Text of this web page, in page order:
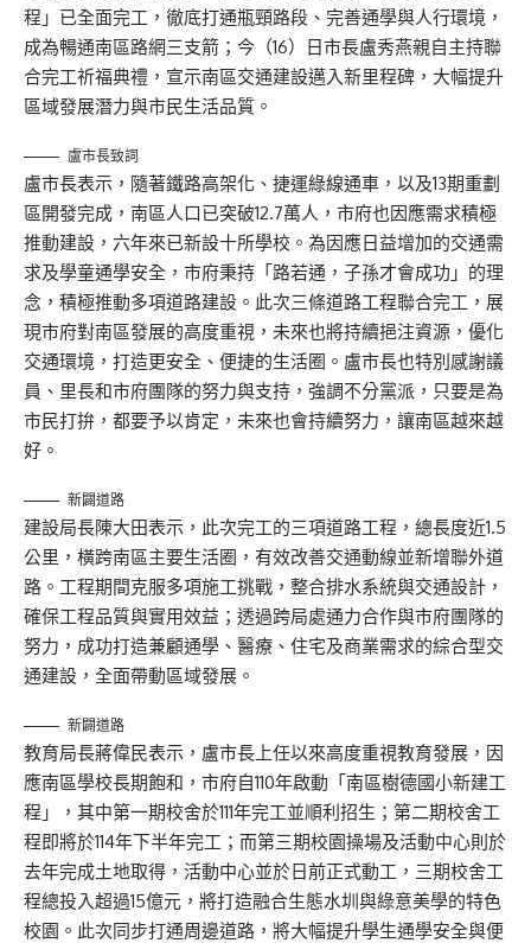
程」已全面完工，徹底打通瓶頸路段、完善通學與人行環境，
成為暢通南區路網三支箭；今（16）日市長盧秀燕親自主持聯
合完工祈福典禮，宣示南區交通建設邁入新里程碑，大幅提升
區域發展潛力與市民生活品質。
盧市長致詞
盧市長表示，隨著鐵路高架化、捷運綠線通車，以及13期重劃
區開發完成，南區人口已突破12.7萬人，市府也因應需求積極
推動建設，六年來已新設十所學校。為因應日益增加的交通需
求及學童通學安全，市府秉持「路若通，子孫才會成功」的理
念，積極推動多項道路建設。此次三條道路工程聯合完工，展
現市府對南區發展的高度重視，未來也將持續挹注資源，優化
交通環境，打造更安全、便捷的生活圈。盧市長也特別感謝議
員、里長和市府團隊的努力與支持，強調不分黨派，只要是為
市民打拚，都要予以肯定，未來也會持續努力，讓南區越來越
好。
新闢道路
建設局長陳大田表示，此次完工的三項道路工程，總長度近1.5
公里，橫跨南區主要生活圈，有效改善交通動線並新增聯外道
路。工程期間克服多項施工挑戰，整合排水系統與交通設計，
確保工程品質與實用效益；透過跨局處通力合作與市府團隊的
努力，成功打造兼顧通學、醫療、住宅及商業需求的綜合型交
通建設，全面帶動區域發展。
新闢道路
教育局長蔣偉民表示，盧市長上任以來高度重視教育發展，因
應南區學校長期飽和，市府自110年啟動「南區樹德國小新建工
程」，其中第一期校舍於111年完工並順利招生；第二期校舍工
程即將於114年下半年完工；而第三期校園操場及活動中心則於
去年完成土地取得，活動中心並於日前正式動工，三期校舍工
程總投入超過15億元，將打造融合生態水圳與綠意美學的特色
校園。此次同步打通周邊道路，將大幅提升學生通學安全與便